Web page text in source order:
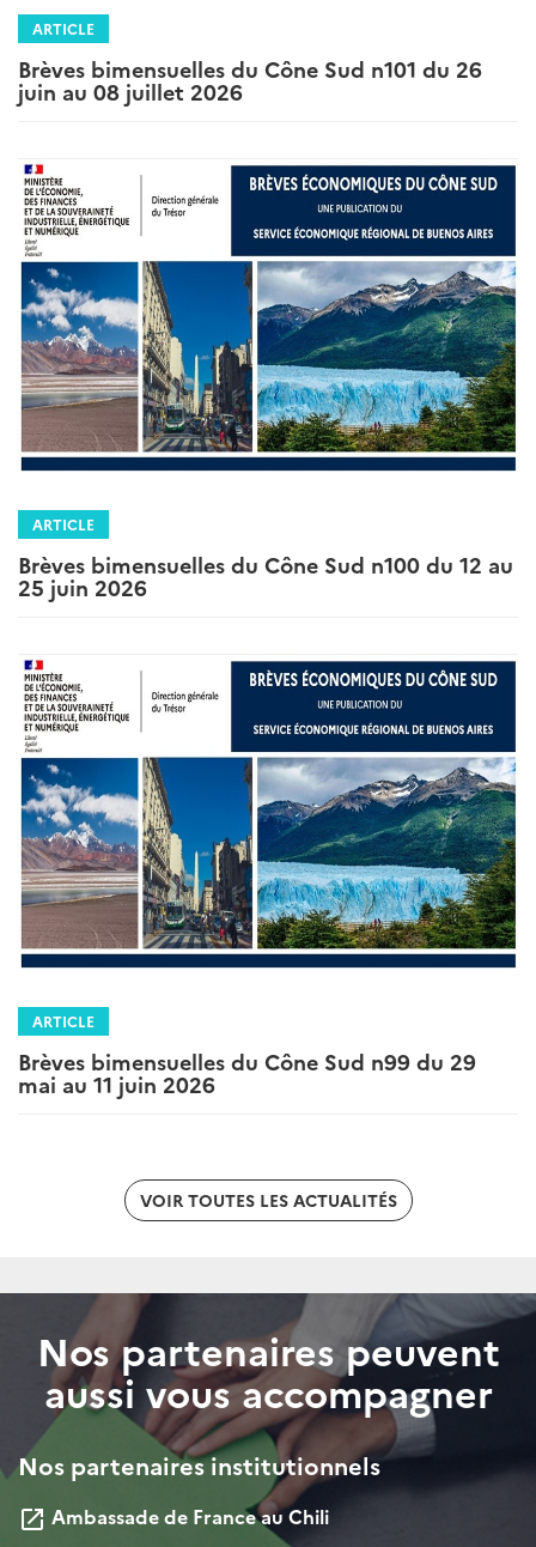
ARTICLE
Brèves bimensuelles du Cône Sud n101 du 26
juin au 08 juillet 2026
ARTICLE
Brèves bimensuelles du Cône Sud n100 du 12 au
25 juin 2026
ARTICLE
Brèves bimensuelles du Cône Sud n99 du 29
mai au 11 juin 2026
VOIR TOUTES LES ACTUALITÉS
Nos partenaires peuvent
aussi vous accompagner
Nos partenaires institutionnels
launch Ambassade de France au Chili